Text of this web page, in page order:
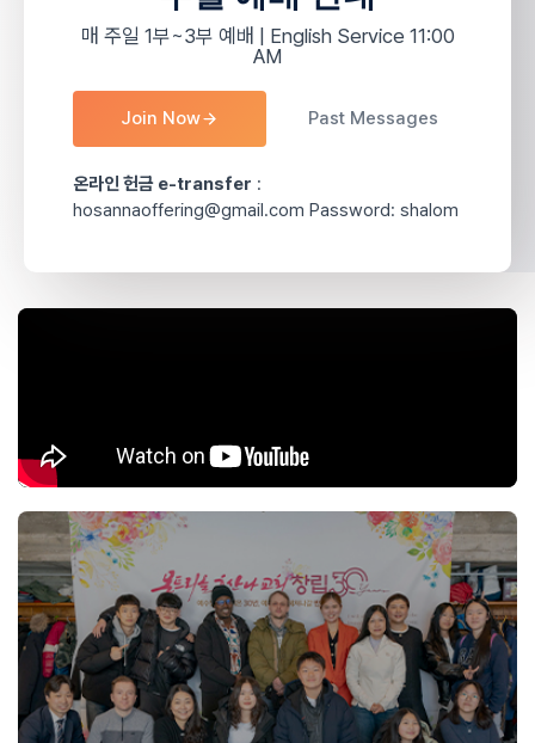
매 주일 1부~3부 예배 | English Service 11:00
AM
Join Now Past Messages
온라인 헌금 e-transfer :
hosannaoffering@gmail.com Password: shalom